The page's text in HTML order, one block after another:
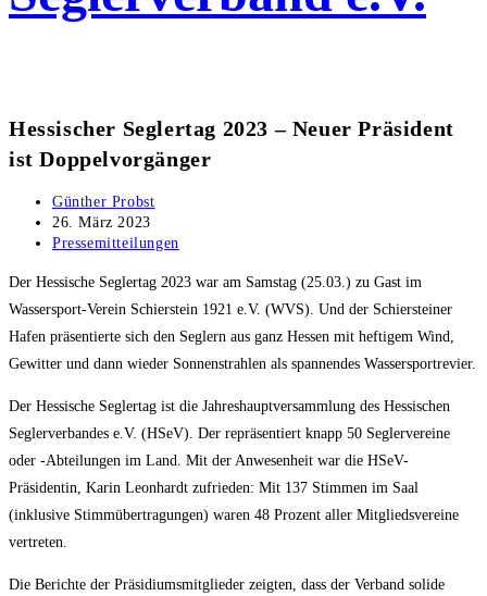
Hessischer Seglertag 2023 – Neuer Präsident
ist Doppelvorgänger
Beitrags-
Autor:
Günther Probst
Beitrag
veröffentlicht:
26. März 2023
Beitrags-
Pressemitteilungen
Der Hessische Seglertag 2023 war am Samstag (25.03.) zu Gast im
Wassersport-Verein Schierstein 1921 e.V. (WVS). Und der Schiersteiner
Hafen präsentierte sich den Seglern aus ganz Hessen mit heftigem Wind,
Gewitter und dann wieder Sonnenstrahlen als spannendes Wassersportrevier.
Der Hessische Seglertag ist die Jahreshauptversammlung des Hessischen
Seglerverbandes e.V. (HSeV). Der repräsentiert knapp 50 Seglervereine
oder ‑Abteilungen im Land. Mit der Anwesenheit war die HSeV-
Präsidentin, Karin Leonhardt zufrieden: Mit 137 Stimmen im Saal
(inklusive Stimmübertragungen) waren 48 Prozent aller Mitgliedsvereine
vertreten.
Die Berichte der Präsidiumsmitglieder zeigten, dass der Verband solide